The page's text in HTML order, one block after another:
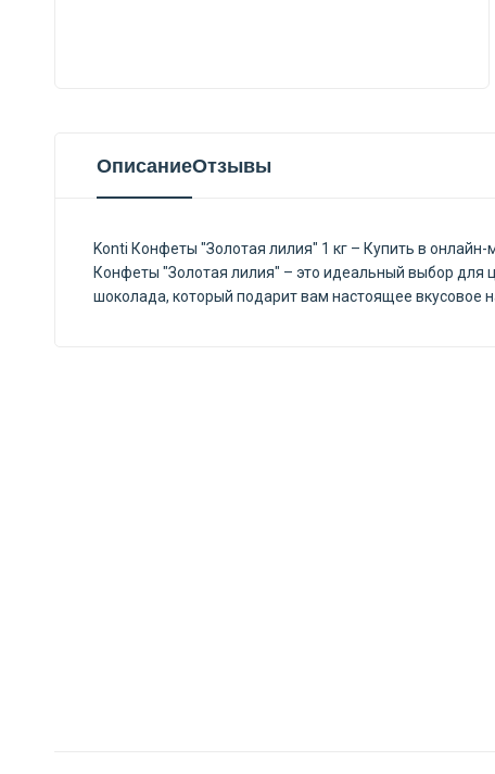
ОписаниеОтзывы
Konti Конфеты "Золотая лилия" 1 кг – Купить в
Конфеты "Золотая лилия" – это идеальный выбор для
шоколада, который подарит вам настоящее вкусовое